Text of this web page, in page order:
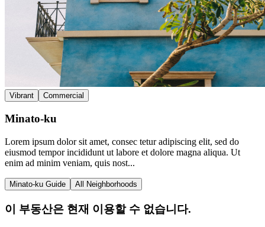
Vibrant Commercial
Minato-ku
Lorem ipsum dolor sit amet, consec tetur adipiscing elit, sed do
eiusmod tempor incididunt ut labore et dolore magna aliqua. Ut
enim ad minim veniam, quis nost...
Minato-ku Guide All Neighborhoods
이 부동산은 현재 이용할 수 없습니다.